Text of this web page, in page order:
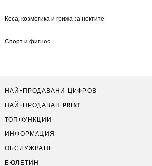
Коса, козметика и грижа за ноктите
Спорт и фитнес
НАЙ-ПРОДАВАНИ ЦИФРОВ
НАЙ-ПРОДАВАН PRINT
ТОПФУНКЦИИ
ИНФОРМАЦИЯ
ОБСЛУЖВАНЕ
БЮЛЕТИН